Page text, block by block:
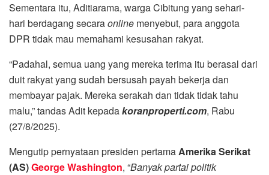
Sementara itu, Aditiarama, warga Cibitung yang sehari-
hari berdagang secaraonline menyebut, para anggota
DPR tidak mau memahami kesusahan rakyat.
“Padahal, semua uang yang mereka terima itu berasal dari
duit rakyat yang sudah bersusah payah bekerja dan
membayar pajak. Mereka serakah dan tidak tidak tahu
malu,” tandas Adit kepadakoranproperti.com, Rabu
(27/8/2025).
Mengutip pernyataan presiden pertamaAmerika Serikat
(AS)George Washington, “Banyak partai politik